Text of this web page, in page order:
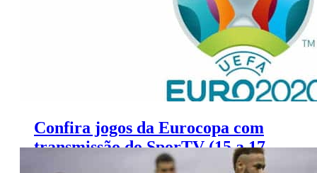
Confira jogos da Eurocopa com
transmissão do SporTV (15 a 17